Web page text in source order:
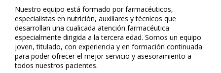
Nuestro equipo está formado por farmacéuticos,
especialistas en nutrición, auxiliares y técnicos que
desarrollan una cualificada atención farmacéutica
especialmente dirigida a la tercera edad. Somos un equipo
joven, titulado, con experiencia y en formación continuada
para poder ofrecer el mejor servicio y asesoramiento a
todos nuestros pacientes.